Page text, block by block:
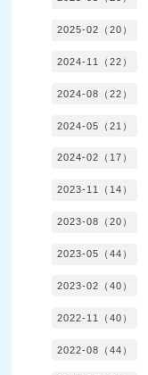
2025-02（20）
2024-11（22）
2024-08（22）
2024-05（21）
2024-02（17）
2023-11（14）
2023-08（20）
2023-05（44）
2023-02（40）
2022-11（40）
2022-08（44）